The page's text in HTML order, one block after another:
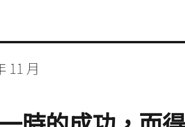
11 月